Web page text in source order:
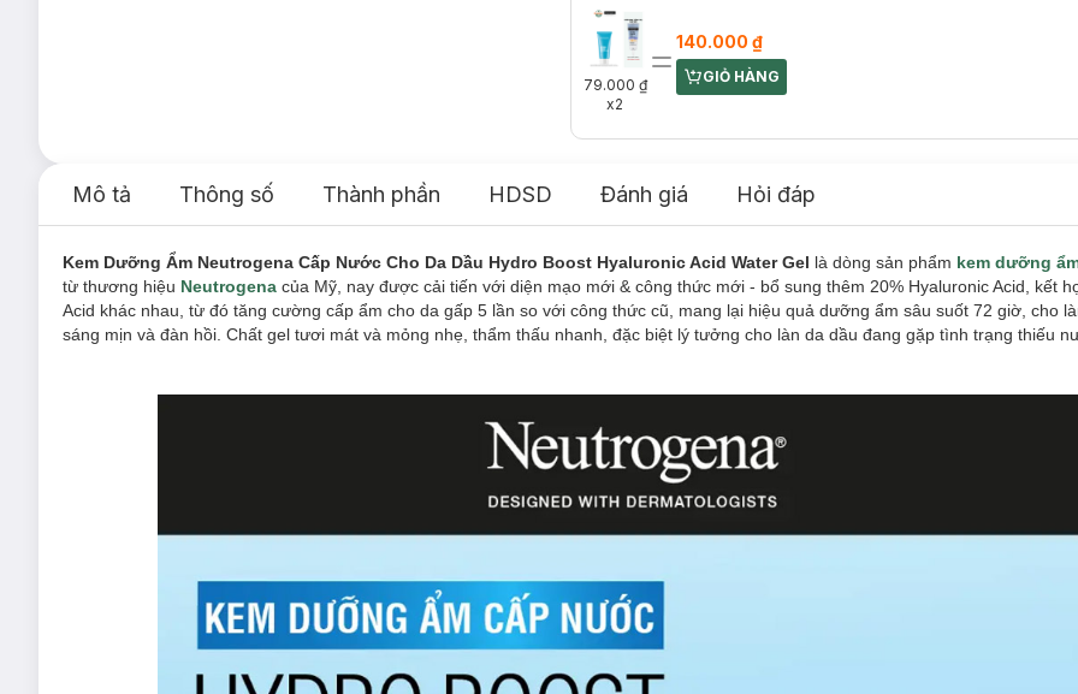
79.000 ₫
x2
140.000 ₫
CART PLUS ICON
GIỎ HÀNG
Mô tả Thông số Thành phần HDSD Đánh giá Hỏi đáp
Kem Dưỡng Ẩm Neutrogena Cấp Nước Cho Da Dầu Hydro Boost Hyaluronic Acid Water Gel là dòng sản phẩm kem dưỡng
từ thương hiệu Neutrogena của Mỹ, nay được cải tiến với diện mạo mới & công thức mới - bổ sung thêm 20% Hyaluronic Acid, kết
Acid khác nhau, từ đó tăng cường cấp ẩm cho da gấp 5 lần so với công thức cũ, mang lại hiệu quả dưỡng ẩm sâu suốt 72 giờ, cho
sáng mịn và đàn hồi. Chất gel tươi mát và mỏng nhẹ, thẩm thấu nhanh, đặc biệt lý tưởng cho làn da dầu đang gặp tình trạng thiếu